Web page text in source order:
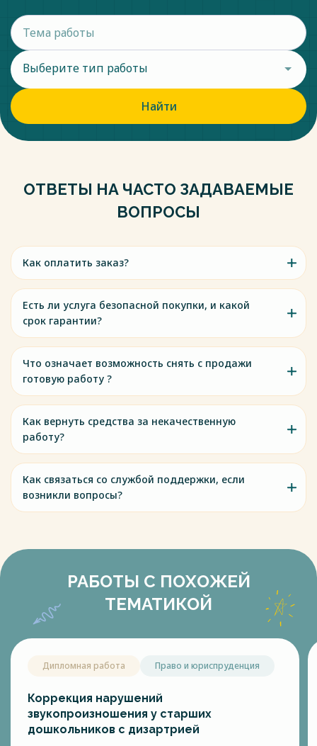
личности. — СПб.: Изд-во СПбГУ, 1997. — С.143-156.
Весь текст будет доступенпосле покупки
Выберите тип работы
Найти
ОТВЕТЫ НА ЧАСТО ЗАДАВАЕМЫЕ
ВОПРОСЫ
Как оплатить заказ?
Есть ли услуга безопасной покупки, и какой
срок гарантии?
Что означает возможность снять с продажи
готовую работу ?
Как вернуть средства за некачественную
работу?
Как связаться со службой поддержки, если
возникли вопросы?
РАБОТЫ С ПОХОЖЕЙ
ТЕМАТИКОЙ
Дипломная работа Право и юриспруденция
Коррекция нарушений
звукопроизношения у старших
дошкольников с дизартрией